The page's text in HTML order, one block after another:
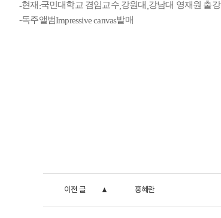
-현재 :국민대학교 겸임교수,강원대 ,강남대 영재원 출강
-독주앨범Impressive canvas발매
이전 글 홍혜란